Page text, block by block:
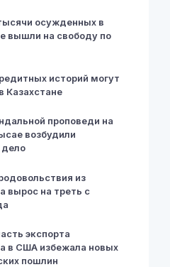
осужденных в
вышли на свободу по
историй могут
Казахстане
проповеди на
возбудили
дело
из
вырос на треть с
экспорта
в США избежала новых
пошлин